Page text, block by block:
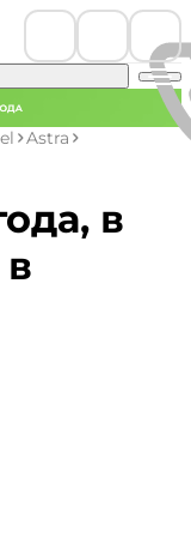
Astra
в